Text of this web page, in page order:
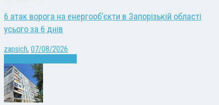
6 атак ворога на енергооб’єкти в Запорізькій області
усього за 6 днів
zapsich, 07/08/2026